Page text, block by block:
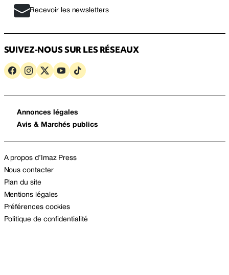
Recevoir les newsletters
SUIVEZ-NOUS SUR LES RÉSEAUX
Annonces légales
Avis & Marchés publics
A propos d’Imaz Press
Nous contacter
Plan du site
Mentions légales
Préférences cookies
Politique de confidentialité